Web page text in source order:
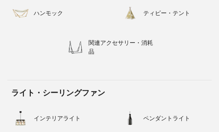
ハンモック ティピー・テント
関連アクセサリー・消耗
品
ライト・シーリングファン
インテリアライト ペンダントライト